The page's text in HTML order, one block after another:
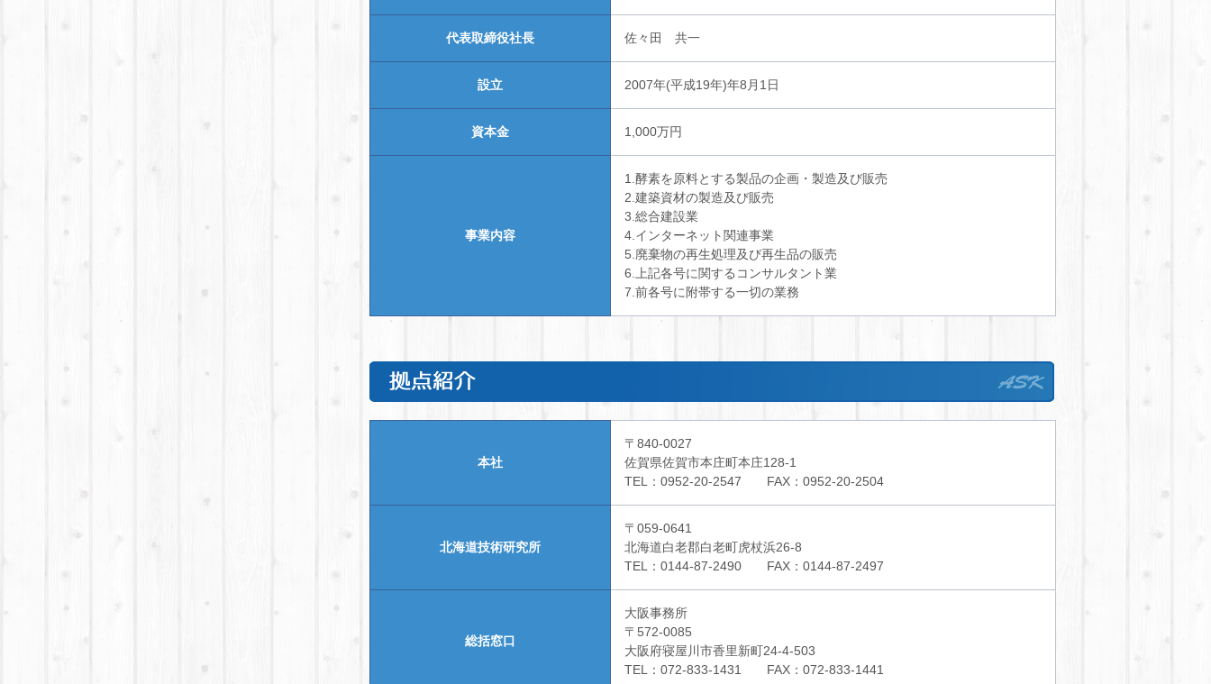
代表取締役社長 佐々田 共一
設立 2007年(平成19年)年8月1日
資本金 1,000万円
事業内容
1.酵素を原料とする製品の企画・製造及び販売
2.建築資材の製造及び販売
3.総合建設業
4.インターネット関連事業
5.廃棄物の再生処理及び再生品の販売
6.上記各号に関するコンサルタント業
7.前各号に附帯する一切の業務
本社
〒840-0027
佐賀県佐賀市本庄町本庄128-1
TEL：0952-20-2547 FAX：0952-20-2504
北海道技術研究所
〒059-0641
北海道白老郡白老町虎杖浜26-8
TEL：0144-87-2490 FAX：0144-87-2497
総括窓口
大阪事務所
〒572-0085
大阪府寝屋川市香里新町24-4-503
TEL：072-833-1431 FAX：072-833-1441